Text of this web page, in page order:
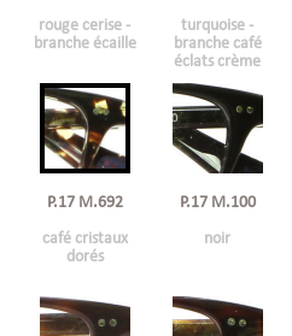
rouge cerise -
branche écaille
turquoise -
branche café
éclats crème
P.17 M.692
café cristaux
dorés
P.17 M.100
noir